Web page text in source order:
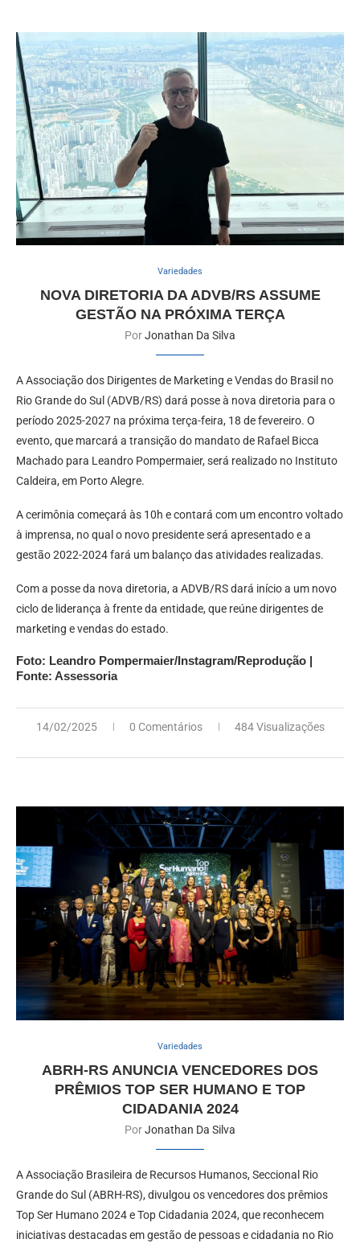
Variedades
NOVA DIRETORIA DA ADVB/RS ASSUME
GESTÃO NA PRÓXIMA TERÇA
PorJonathan Da Silva
A Associação dos Dirigentes de Marketing e Vendas do Brasil no
Rio Grande do Sul (ADVB/RS) dará posse à nova diretoria para o
período 2025-2027 na próxima terça-feira, 18 de fevereiro. O
evento, que marcará a transição do mandato de Rafael Bicca
Machado para Leandro Pompermaier, será realizado no Instituto
Caldeira, em Porto Alegre.
A cerimônia começará às 10h e contará com um encontro voltado
à imprensa, no qual o novo presidente será apresentado e a
gestão 2022-2024 fará um balanço das atividades realizadas.
Com a posse da nova diretoria, a ADVB/RS dará início a um novo
ciclo de liderança à frente da entidade, que reúne dirigentes de
marketing e vendas do estado.
Foto: Leandro Pompermaier/Instagram/Reprodução |
Fonte: Assessoria
14/02/2025 0 Comentários 484 Visualizações
Variedades
ABRH-RS ANUNCIA VENCEDORES DOS
PRÊMIOS TOP SER HUMANO E TOP
CIDADANIA 2024
PorJonathan Da Silva
A Associação Brasileira de Recursos Humanos, Seccional Rio
Grande do Sul (ABRH-RS), divulgou os vencedores dos prêmios
Top Ser Humano 2024 e Top Cidadania 2024, que reconhecem
iniciativas destacadas em gestão de pessoas e cidadania no Rio